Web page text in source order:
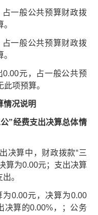
一般公共预算财政拨
一般公共预算财政拨
元，占一般公共预
项预算。
情况说明
”经费支出决算总体情
决算中，财政拨款“三
算为0.00元；支出决算
。
0.00元，决算为0.00
决算的0.00%，；公务